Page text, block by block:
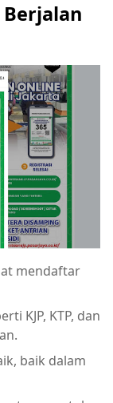
mendaftar
KJP, KTP, dan
baik dalam